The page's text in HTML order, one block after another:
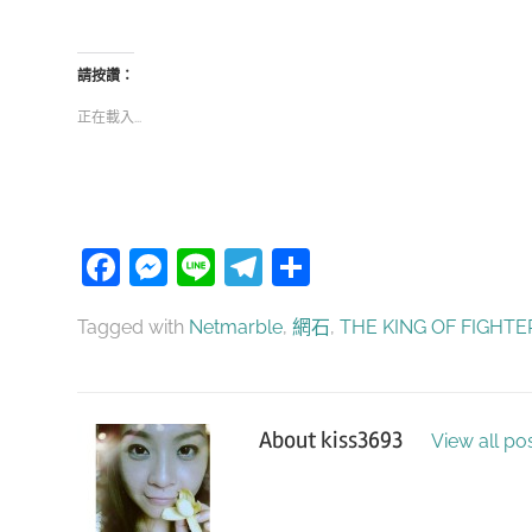
請按讚：
正在載入...
Facebook
Messenger
LineTelegram
分
Tagged with Netmarble, 網石, THE KING OF
About kiss3693 View all